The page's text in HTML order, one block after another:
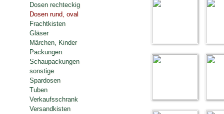
Dosen rechteckig
Dosen rund, oval
Frachtkisten
Gläser
Märchen, Kinder
Packungen
Schaupackungen
sonstige
Spardosen
Tuben
Verkaufsschrank
Versandkisten